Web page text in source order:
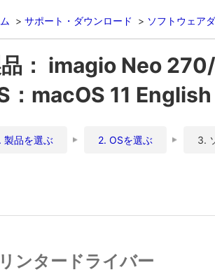
サポート・ダウンロード ソフトウェア
： imagio Neo
：macOS 11 English
製品を選ぶ 2. OSを選ぶ 3.
ンタードライバー